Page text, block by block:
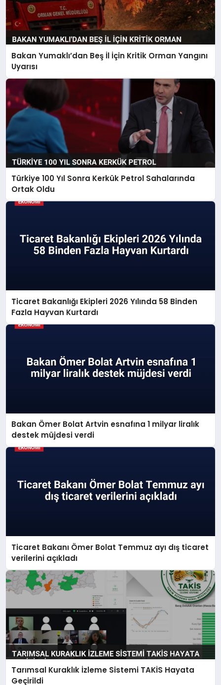
Bakan Yumaklı’dan Beş İl İçin Kritik Orman Yangını
Uyarısı
Türkiye 100 Yıl Sonra Kerkük Petrol Sahalarında
Ortak Oldu
Ticaret Bakanlığı Ekipleri 2026 Yılında 58 Binden
Fazla Hayvan Kurtardı
Bakan Ömer Bolat Artvin esnafına 1 milyar liralık
destek müjdesi verdi
Ticaret Bakanı Ömer Bolat Temmuz ayı dış ticaret
verilerini açıkladı
Tarımsal Kuraklık İzleme Sistemi TAKİS Hayata
Geçirildi